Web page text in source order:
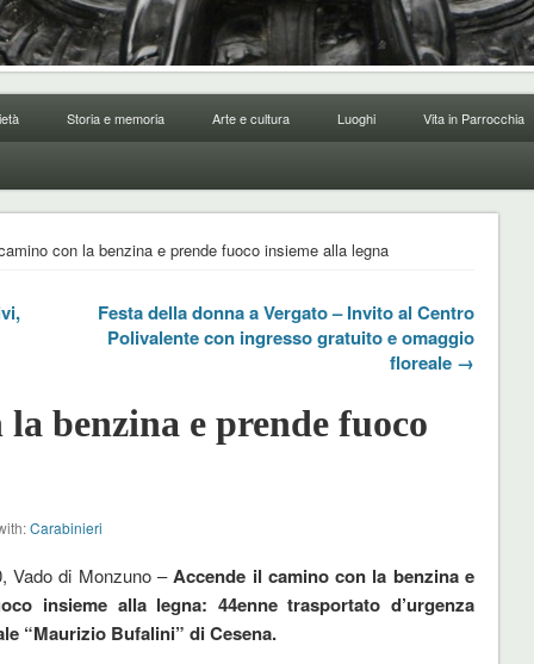
Storia e memoria Arte e cultura Luoghi Vita in Parrocchia
con la benzina e prende fuoco insieme alla legna
Festa della donna a Vergato – Invito al Centro
Polivalente con ingresso gratuito e omaggio
floreale →
benzina e prende fuoco
Carabinieri
Vado di Monzuno –Accende il camino con la benzina e
insieme alla legna: 44enne trasportato d’urgenza
“Maurizio Bufalini” di Cesena.